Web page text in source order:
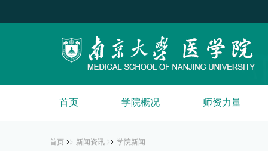
首页 学院概况 师资力量
首页 新闻资讯 学院新闻